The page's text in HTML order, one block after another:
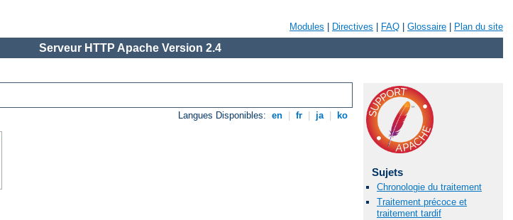
Modules Directives FAQ Glossaire Plan du site
Serveur HTTP Apache Version 2.4
Langues Disponibles: en fr ja ko
Sujets
Chronologie du traitement
Traitement précoce et
traitement tardif